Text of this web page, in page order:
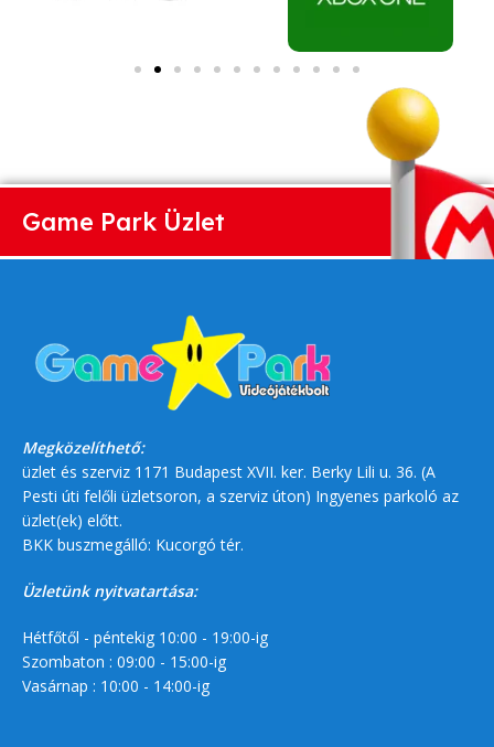
Game Park Üzlet
Megközelíthető:
üzlet és szerviz 1171 Budapest XVII. ker. Berky Lili u. 36. (A
Pesti úti felőli üzletsoron, a szerviz úton) Ingyenes parkoló az
üzlet(ek) előtt.
BKK buszmegálló: Kucorgó tér.
Üzletünk nyitvatartása:
Hétfőtől - péntekig 10:00 - 19:00-ig
Szombaton : 09:00 - 15:00-ig
Vasárnap : 10:00 - 14:00-ig